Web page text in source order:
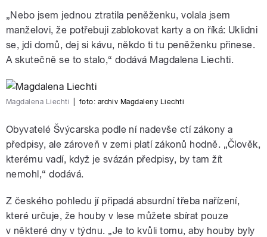
„Nebo jsem jednou ztratila peněženku, volala jsem
manželovi, že potřebuji zablokovat karty a on říká: Uklidni
se, jdi domů, dej si kávu, někdo ti tu peněženku přinese.
A skutečně se to stalo,“ dodává Magdalena Liechti.
Magdalena Liechti foto: archiv Magdaleny Liechti
Obyvatelé Švýcarska podle ní nadevše ctí zákony a
předpisy, ale zároveň v zemi platí zákonů hodně. „Člověk,
kterému vadí, když je svázán předpisy, by tam žít
nemohl,“ dodává.
Z českého pohledu jí připadá absurdní třeba nařízení,
které určuje, že houby v lese můžete sbírat pouze
v některé dny v týdnu. „Je to kvůli tomu, aby houby byly